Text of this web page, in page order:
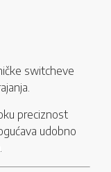
switcheve
preciznost
udobno